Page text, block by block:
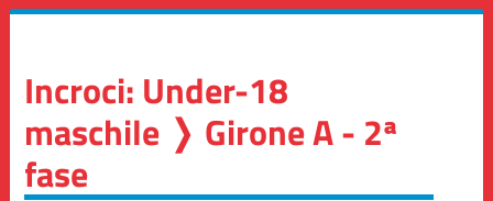
Incroci: Under-18
maschile ❭ Girone A - 2ª
fase